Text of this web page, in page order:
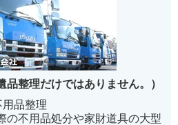
品整理だけではありません。）
品整理
の不用品処分や家財道具の大型